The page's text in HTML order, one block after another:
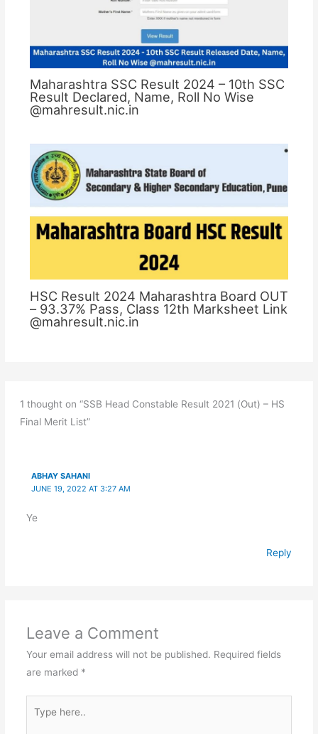
Maharashtra SSC Result 2024 – 10th SSC
Result Declared, Name, Roll No Wise
@mahresult.nic.in
HSC Result 2024 Maharashtra Board OUT
– 93.37% Pass, Class 12th Marksheet Link
@mahresult.nic.in
1 thought on “SSB Head Constable Result 2021 (Out) – HS
Final Merit List”
ABHAY SAHANI
JUNE 19, 2022 AT 3:27 AM
Ye
Reply
Leave a Comment
Your email address will not be published. Required fields
are marked *
here..